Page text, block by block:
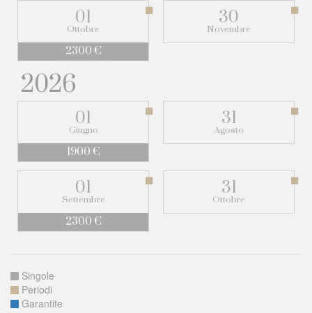
01
Ottobre
2300 €
30
Novembre
2026
01
Giugno
1900 €
31
Agosto
01
Settembre
2300 €
31
Ottobre
Singole
Periodi
Garantite